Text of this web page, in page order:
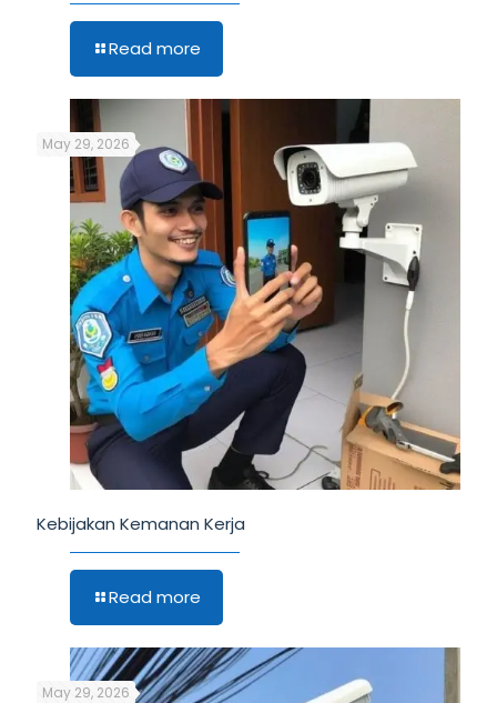
Read more
May 29, 2026
Kebijakan Kemanan Kerja
Read more
May 29, 2026